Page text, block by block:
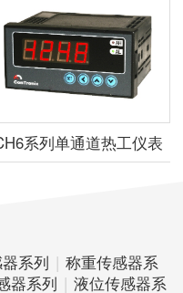
系列单通道热工仪表
系列 | 称重传感器系
器系列 | 液位传感器系